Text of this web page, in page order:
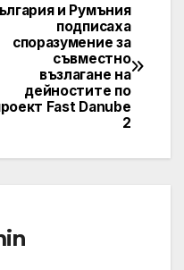
и Румъния
подписаха
споразумение за
съвместно
възлагане на
дейностите по
Fast Danube
2